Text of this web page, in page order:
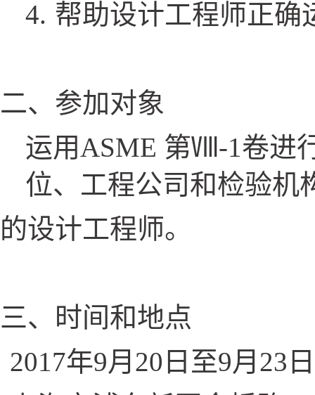
4. 帮助设计工程师正确
二、参加对象
运用ASME 第Ⅷ-1卷进
位、工程公司和检验机
的设计工程师。
三、时间和地点
2017年9月20日至9月23